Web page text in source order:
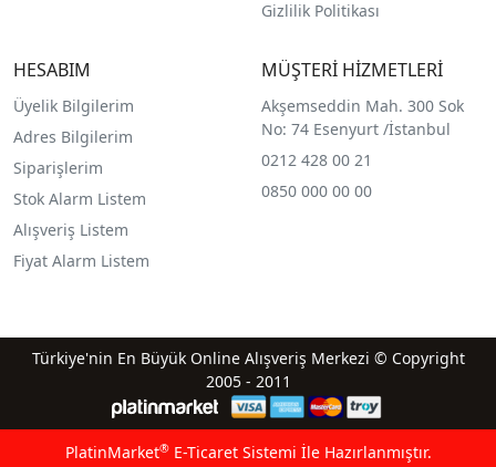
Gizlilik Politikası
HESABIM
Üyelik Bilgilerim
Adres Bilgilerim
Siparişlerim
Stok Alarm Listem
Alışveriş Listem
Fiyat Alarm Listem
MÜŞTERİ HİZMETLERİ
Akşemseddin Mah. 300 Sok
No: 74 Esenyurt /İstanbul
0212 428 00 21
0850 000 00 00
Türkiye'nin En Büyük Online Alışveriş Merkezi © Copyright
2005 - 2011
PlatinMarket®E-Ticaret Sistemi İle Hazırlanmıştır.